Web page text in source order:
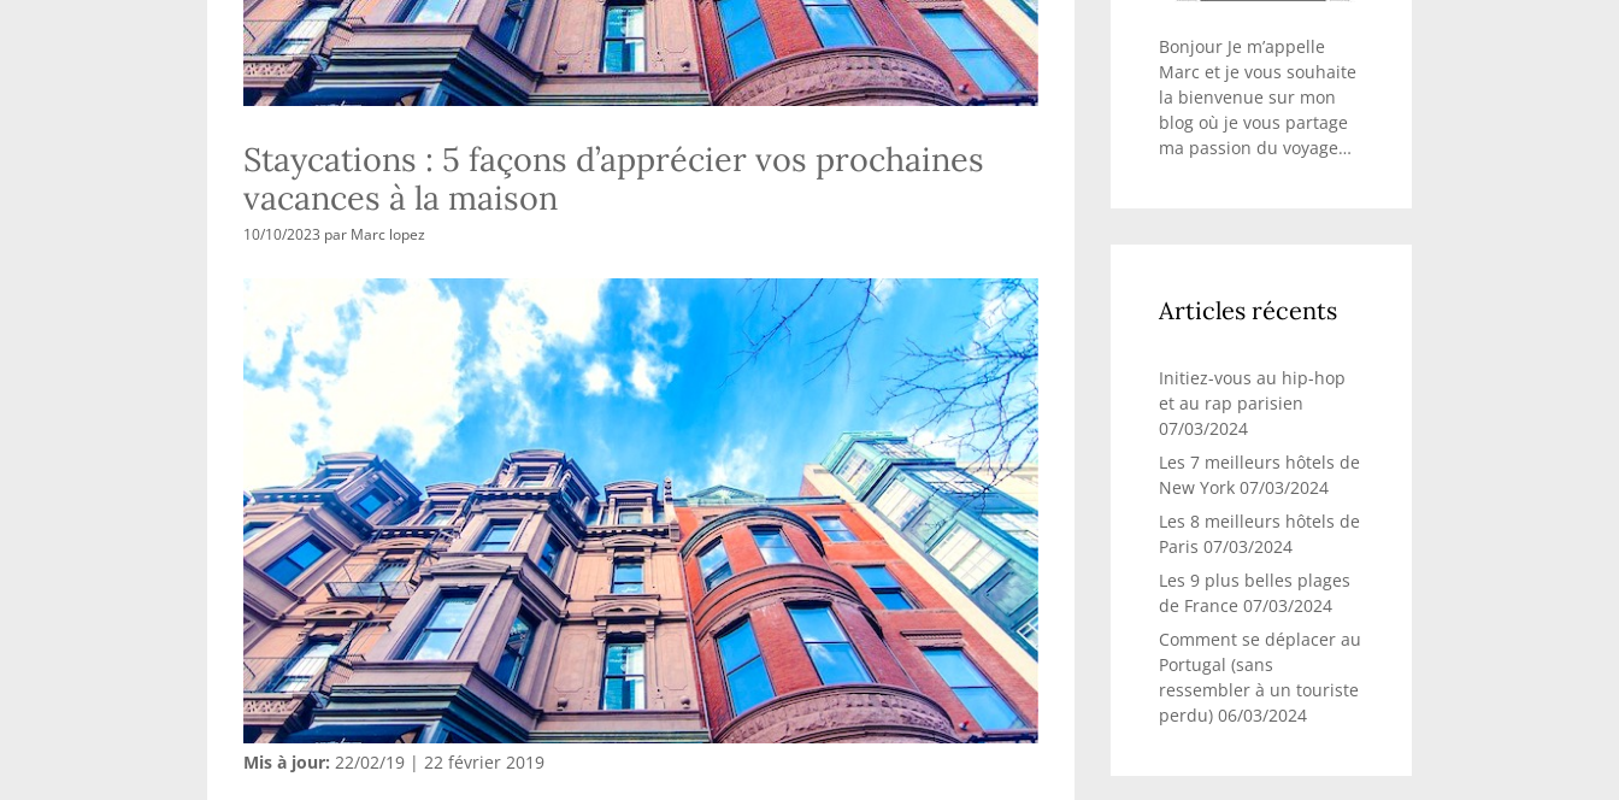
Staycations : 5 façons d’apprécier vos prochaines
vacances à la maison
10/10/2023 par Marc lopez
Mis à jour: 22/02/19 | 22 février 2019
Bonjour Je m’appelle
Marc et je vous souhaite
la bienvenue sur mon
blog où je vous partage
ma passion du voyage…
Articles récents
Initiez-vous au hip-hop
et au rap parisien
07/03/2024
Les 7 meilleurs hôtels de
New York 07/03/2024
Les 8 meilleurs hôtels de
Paris 07/03/2024
Les 9 plus belles plages
de France 07/03/2024
Comment se déplacer au
Portugal (sans
ressembler à un touriste
perdu) 06/03/2024